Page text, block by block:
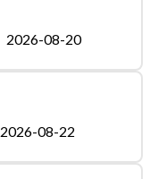
2026-08-20
2026-08-22